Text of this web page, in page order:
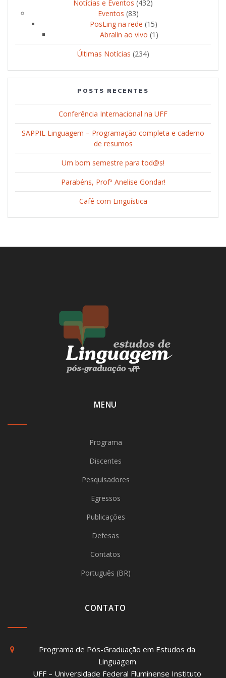
Notícias e Eventos (432)
Eventos (83)
PosLing na rede (15)
Abralin ao vivo (1)
Últimas Notícias (234)
POSTS RECENTES
Conferência Internacional na UFF
SAPPIL Linguagem – Programação completa e caderno
de resumos
Um bom semestre para tod@s!
Parabéns, Profª Anelise Gondar!
Café com Linguística
MENU
Programa
Discentes
Pesquisadores
Egressos
Publicações
Defesas
Contatos
Português (BR)
CONTATO
Programa de Pós-Graduação em Estudos da
Linguagem
UFF – Universidade Federal Fluminense Instituto